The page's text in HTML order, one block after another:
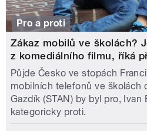
Pro a proti
Zákaz mobilů ve školách?
z komediálního filmu, říká
Půjde Česko ve stopách
mobilních telefonů ve školách
Gazdík (STAN) by byl pro, Ivan
kategoricky proti.